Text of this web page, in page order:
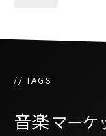
// TAGS
音楽マーケ